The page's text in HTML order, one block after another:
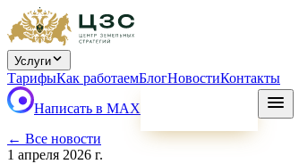
Услуги
ТарифыКак работаемБлогНовостиКонтакты
Написать в MAX
← Все новости
1 апреля 2026 г.